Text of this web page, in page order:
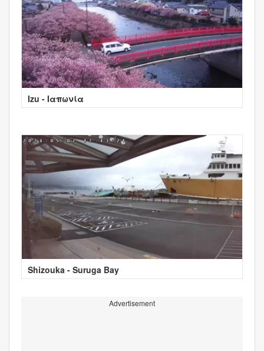
Izu - Ιαπωνία
Shizouka - Suruga Bay
Advertisement